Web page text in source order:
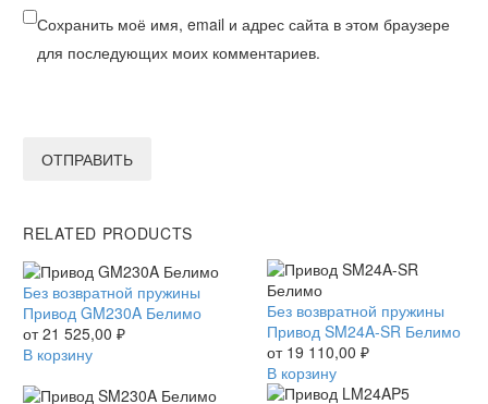
Сохранить моё имя, email и адрес сайта в этом браузере
для последующих моих комментариев.
ОТПРАВИТЬ
RELATED PRODUCTS
Привод
GM230A
Белимо
Без возвратной пружины
Привод GM230A Белимо
от21 525,00 ₽
В корзину
Привод
SM24A-
SR
Белимо
Без возвратной пружины
Привод SM24A-SR Белимо
от 19 110,00 ₽
В корзину